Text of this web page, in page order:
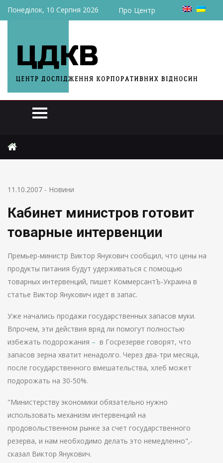
Понеділок, 10 Серпня 2026 Про Центр
Кабинет министров готовит товарные интервенции
11.10.2007 - Новини
Кабинет министров готовит
товарные интервенции
Премьер-министр Виктор Янукович сообщил, что цены на
продукты питания будут удерживаться с помощью
товарных интервенций, пишет КоммерсантЪ-Украина в
статье Виктор Янукович идет в запас.
Уже начались продажи государственных запасов муки.
Впрочем, эти действия вряд ли помогут полностью
избежать подорожания – в Госрезерве говорят, что
запасов зерна хватит ненадолго. Через два-три месяца,
после государственного вмешательства, хлеб может
подорожать на 30-50%.
"Министерству экономики обязательно нужно
использовать механизм интервенций на
продовольственном рынке за счет государственного
резерва, и нам необходимо делать это немедленно",-
сказал Виктор Янукович.